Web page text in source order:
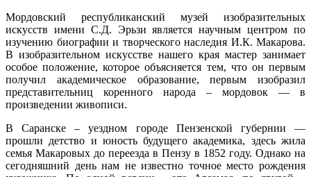
Мордовский республиканский музей изобразительных
искусств имени С.Д. Эрьзи является научным центром по
изучению биографии и творческого наследия И.К. Макарова.
В изобразительном искусстве нашего края мастер занимает
особое положение, которое объясняется тем, что он первым
получил академическое образование, первым изобразил
представительниц коренного народа – мордовок — в
произведении живописи.
В Саранске – уездном городе Пензенской губернии —
прошли детство и юность будущего академика, здесь жила
семья Макаровых до переезда в Пензу в 1852 году. Однако на
сегодняшний день нам не известно точное место рождения